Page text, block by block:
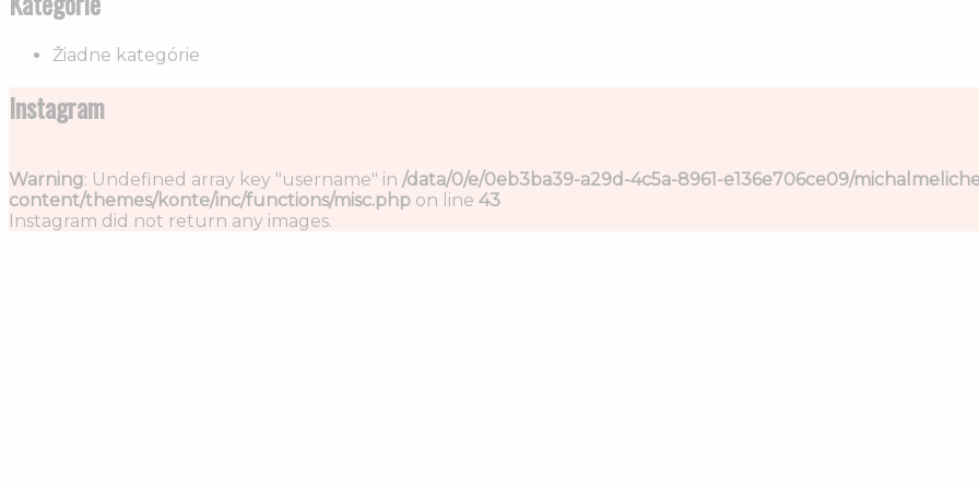
Žiadne kategórie
Instagram
Warning: Undefined array key "username" in /data/0/e/0eb3ba39-a29d-4c5a-8961-e136e706ce09/
content/themes/konte/inc/functions/misc.php on line 43
Instagram did not return any images.